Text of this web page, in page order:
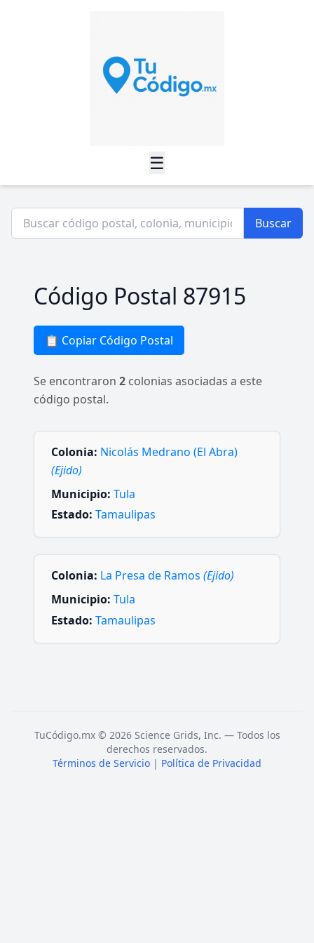
☰
Buscar
Código Postal 87915
📋 Copiar Código Postal
Se encontraron 2 colonias asociadas a este
código postal.
Colonia: Nicolás Medrano (El Abra)
(Ejido)
Municipio: Tula
Estado: Tamaulipas
Colonia: La Presa de Ramos (Ejido)
Municipio: Tula
Estado: Tamaulipas
TuCódigo.mx © 2026 Science Grids, Inc. — Todos los
derechos reservados.
Términos de Servicio | Política de Privacidad